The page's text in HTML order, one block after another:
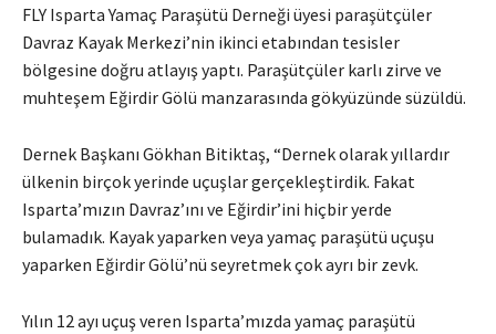
FLY Isparta Yamaç Paraşütü Derneği üyesi paraşütçüler
Davraz Kayak Merkezi’nin ikinci etabından tesisler
bölgesine doğru atlayış yaptı. Paraşütçüler karlı zirve ve
muhteşem Eğirdir Gölü manzarasında gökyüzünde süzüldü.
Dernek Başkanı Gökhan Bitiktaş, “Dernek olarak yıllardır
ülkenin birçok yerinde uçuşlar gerçekleştirdik. Fakat
Isparta’mızın Davraz’ını ve Eğirdir’ini hiçbir yerde
bulamadık. Kayak yaparken veya yamaç paraşütü uçuşu
yaparken Eğirdir Gölü’nü seyretmek çok ayrı bir zevk.
Yılın 12 ayı uçuş veren Isparta’mızda yamaç paraşütü